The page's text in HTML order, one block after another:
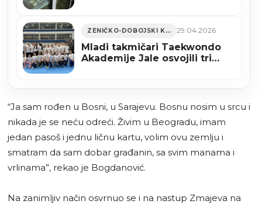
ZENIČKO-DOBOJSKI KANTON 29.04.2026
Mladi takmičari Taekwondo
Akademije Jale osvojili tri
“Ja sam rođen u Bosni, u Sarajevu. Bosnu nosim u srcu i
nikada je se neću odreći. Živim u Beogradu, imam
jedan pasoš i jednu ličnu kartu, volim ovu zemlju i
smatram da sam dobar građanin, sa svim manama i
vrlinama”, rekao je Bogdanović.
Na zanimljiv način osvrnuo se i na nastup Zmajeva na